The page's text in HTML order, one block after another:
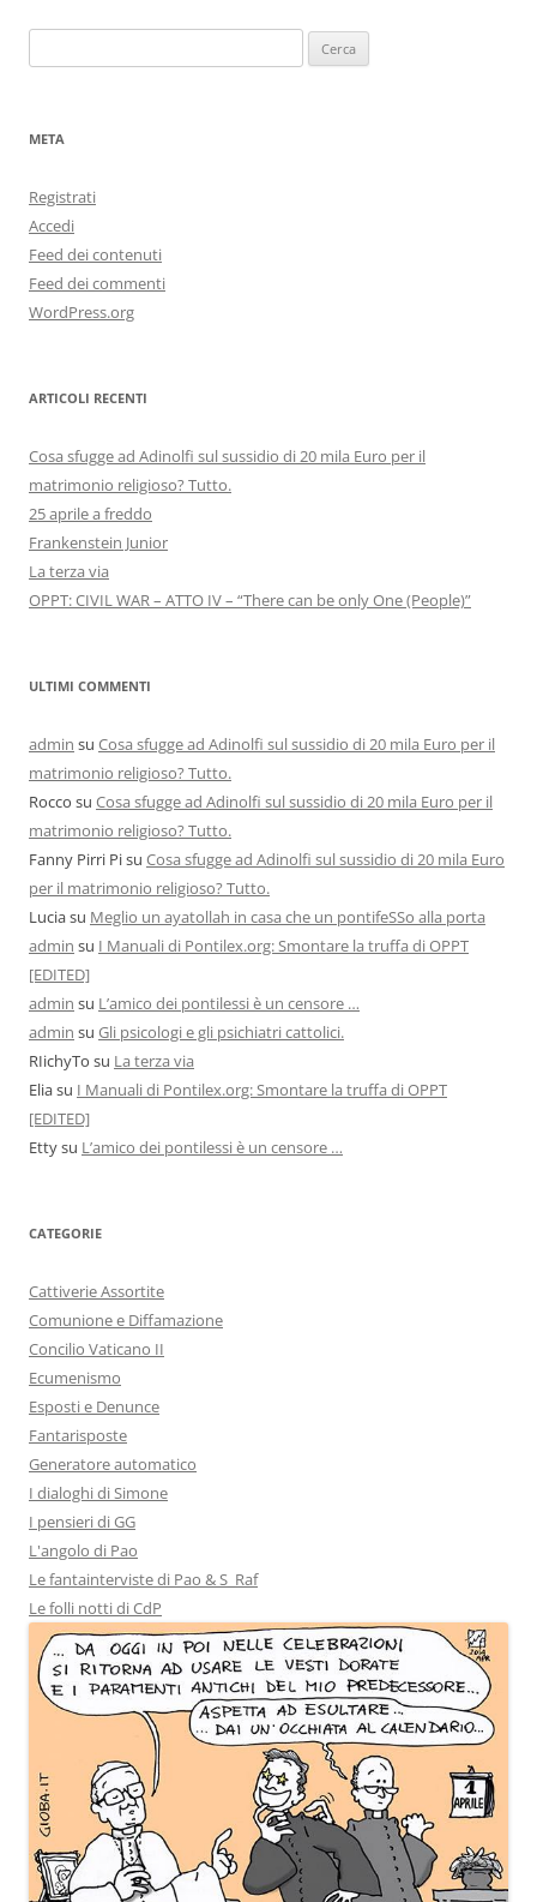
per:
META
Registrati
Accedi
Feed dei contenuti
Feed dei commenti
WordPress.org
ARTICOLI RECENTI
Cosa sfugge ad Adinolfi sul sussidio di 20 mila Euro per il
matrimonio religioso? Tutto.
25 aprile a freddo
Frankenstein Junior
La terza via
OPPT: CIVIL WAR – ATTO IV – “There can be only One (People)”
ULTIMI COMMENTI
admin su Cosa sfugge ad Adinolfi sul sussidio di 20 mila Euro per il
matrimonio religioso? Tutto.
Rocco su Cosa sfugge ad Adinolfi sul sussidio di 20 mila Euro per il
matrimonio religioso? Tutto.
Fanny Pirri Pisu Cosa sfugge ad Adinolfi sul sussidio di 20 mila Euro
per il matrimonio religioso? Tutto.
Luciasu Meglio un ayatollah in casa che un pontifeSSo alla porta
admin su I Manuali di Pontilex.org: Smontare la truffa di OPPT
[EDITED]
admin su L’amico dei pontilessi è un censore …
admin su Gli psicologi e gli psichiatri cattolici.
RIichyTo su La terza via
Eliasu I Manuali di Pontilex.org: Smontare la truffa di OPPT
[EDITED]
Ettysu L’amico dei pontilessi è un censore …
CATEGORIE
Cattiverie Assortite
Comunione e Diffamazione
Concilio Vaticano II
Ecumenismo
Esposti e Denunce
Fantarisposte
Generatore automatico
I dialoghi di Simone
I pensieri di GG
L'angolo di Pao
Le fantainterviste di Pao & S_Raf
Le folli notti di CdP